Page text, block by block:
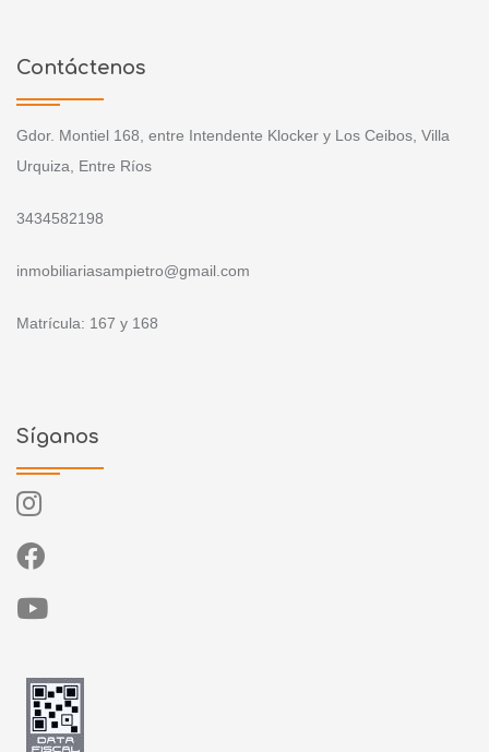
Contáctenos
Gdor. Montiel 168, entre Intendente Klocker y Los Ceibos, Villa
Urquiza, Entre Ríos
3434582198
inmobiliariasampietro@gmail.com
Matrícula: 167 y 168
Síganos